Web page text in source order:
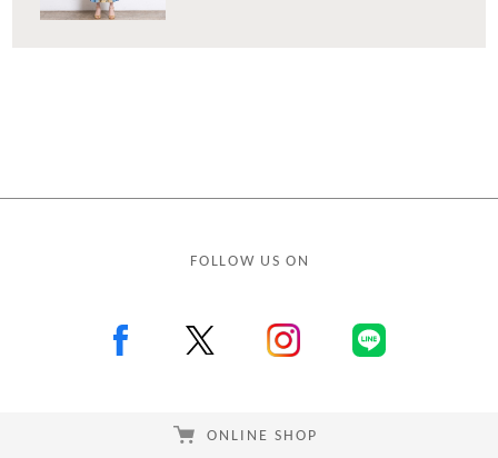
FOLLOW US ON
ONLINE SHOP